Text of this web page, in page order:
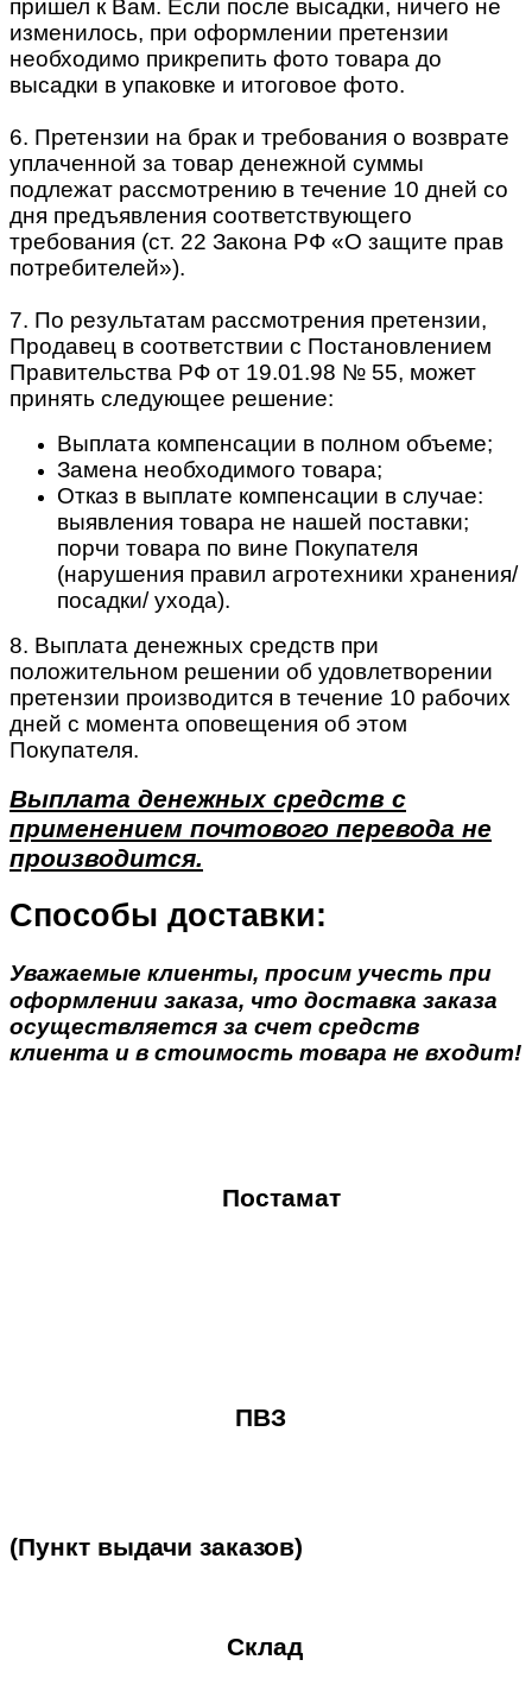
пришел к Вам. Если после высадки, ничего не
изменилось, при оформлении претензии
необходимо прикрепить фото товара до
высадки в упаковке и итоговое фото.
6. Претензии на брак и требования о возврате
уплаченной за товар денежной суммы
подлежат рассмотрению в течение 10 дней со
дня предъявления соответствующего
требования (ст. 22 Закона РФ «О защите прав
потребителей»).
7. По результатам рассмотрения претензии,
Продавец в соответствии с Постановлением
Правительства РФ от 19.01.98 № 55, может
принять следующее решение:
Выплата компенсации в полном объеме;
Замена необходимого товара;
Отказ в выплате компенсации в случае:
выявления товара не нашей поставки;
порчи товара по вине Покупателя
(нарушения правил агротехники хранения/
посадки/ ухода).
8. Выплата денежных средств при
положительном решении об удовлетворении
претензии производится в течение 10 рабочих
дней с момента оповещения об этом
Покупателя.
Выплата денежных средств с
применением почтового перевода не
производится.
Способы доставки:
Уважаемые клиенты, просим учесть при
оформлении заказа, что доставка заказа
осуществляется за счет средств
клиента и в стоимость товара не входит!
Постамат
ПВЗ
(Пункт выдачи заказов)
Склад